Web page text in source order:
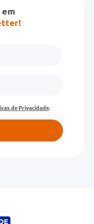
estrelas
de Privacidade.